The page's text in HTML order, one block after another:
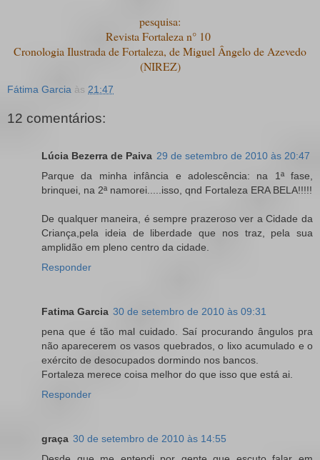
pesquisa:
Revista Fortaleza n° 10
Cronologia Ilustrada de Fortaleza, de Miguel Ângelo de Azevedo
(NIREZ)
Fátima Garcia às 21:47
12 comentários:
Lúcia Bezerra de Paiva 29 de setembro de 2010 às 20:47
Parque da minha infância e adolescência: na 1ª fase,
brinquei, na 2ª namorei.....isso, qnd Fortaleza ERA BELA!!!!!
De qualquer maneira, é sempre prazeroso ver a Cidade da
Criança,pela ideia de liberdade que nos traz, pela sua
amplidão em pleno centro da cidade.
Responder
Fatima Garcia 30 de setembro de 2010 às 09:31
pena que é tão mal cuidado. Saí procurando ângulos pra
não aparecerem os vasos quebrados, o lixo acumulado e o
exército de desocupados dormindo nos bancos.
Fortaleza merece coisa melhor do que isso que está ai.
Responder
graça 30 de setembro de 2010 às 14:55